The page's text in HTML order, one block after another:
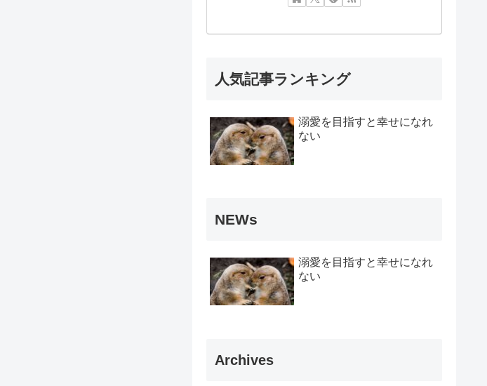
人気記事ランキング
溺愛を目指すと幸せになれ
ない
NEWs
溺愛を目指すと幸せになれ
ない
Archives